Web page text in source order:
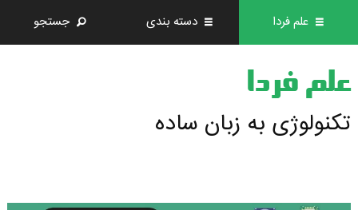
علم فردا دسته بندی جستجو
علم فردا
تکنولوژی به زبان ساده